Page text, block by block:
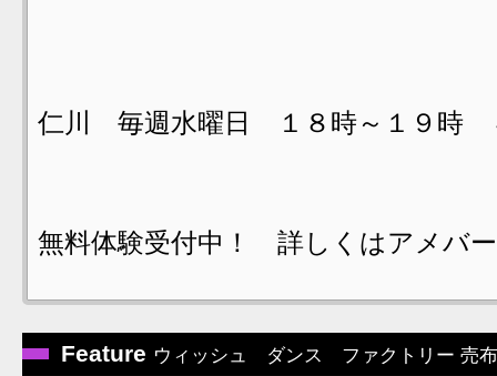
仁川 毎週水曜日 １８時～１９時
無料体験受付中！ 詳しくはアメバ
Feature ウィッシュ ダンス ファクトリー 売